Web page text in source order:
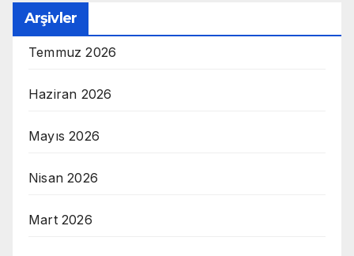
Arşivler
Temmuz 2026
Haziran 2026
Mayıs 2026
Nisan 2026
Mart 2026